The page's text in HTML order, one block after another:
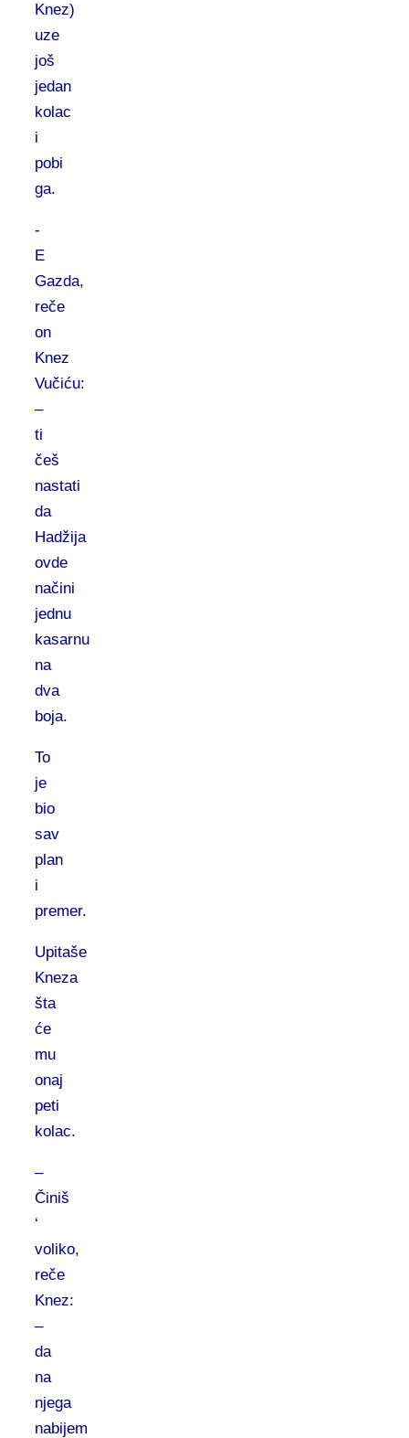
Knez)
uze
još
jedan
kolac
i
pobi
ga.
-
E
Gazda,
reče
on
Knez
Vučiću:
–
ti
češ
nastati
da
Hadžija
ovde
načini
jednu
kasarnu
na
dva
boja.
To
je
bio
sav
plan
i
premer.
Upitaše
Kneza
šta
će
mu
onaj
peti
kolac.
–
Činiš
‘
voliko,
reče
Knez:
–
da
na
njega
nabijem